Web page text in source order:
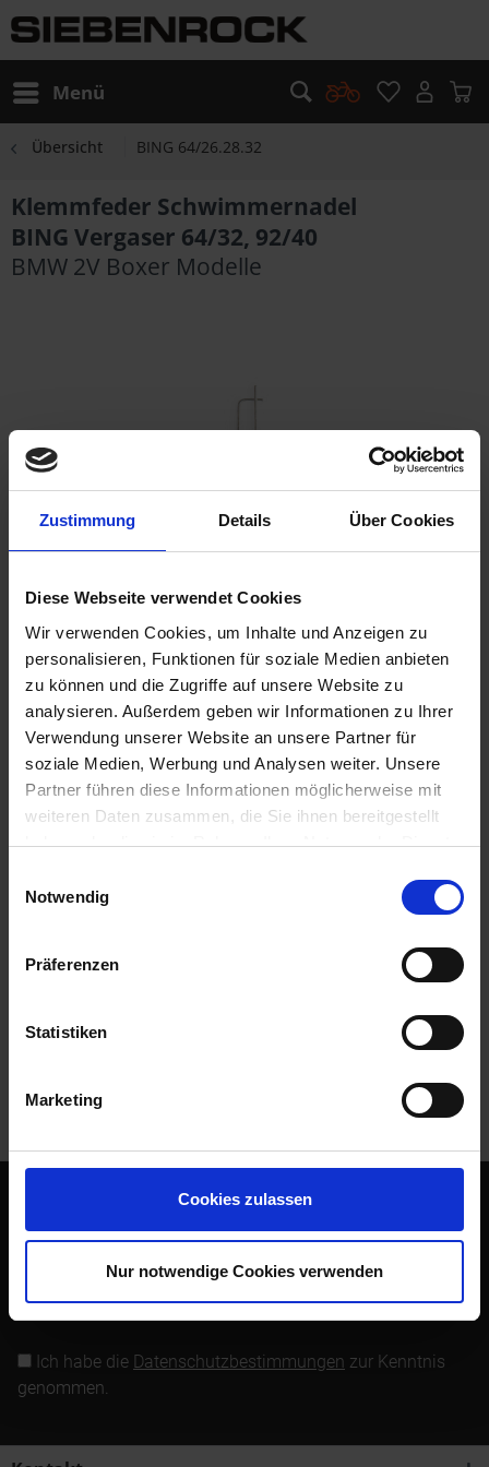
Zustimmung Details Über Cookies
Diese Webseite verwendet Cookies
Wir verwenden Cookies, um Inhalte und Anzeigen zu
personalisieren, Funktionen für soziale Medien anbieten
zu können und die Zugriffe auf unsere Website zu
analysieren. Außerdem geben wir Informationen zu Ihrer
Verwendung unserer Website an unsere Partner für
soziale Medien, Werbung und Analysen weiter. Unsere
Partner führen diese Informationen möglicherweise mit
weiteren Daten zusammen, die Sie ihnen bereitgestellt
haben oder die sie im Rahmen Ihrer Nutzung der Dienste
Cookies, wenn Sie unsere Webseite weiterhin nutzen.
Notwendig
Präferenzen
Statistiken
Marketing
Cookies zulassen
Nur notwendige Cookies verwenden
Menü
Übersicht BING 64/26.28.32
Klemmfeder Schwimmernadel
BING Vergaser 64/32, 92/40
BMW 2V Boxer Modelle
3,50 €
Sofort versandfertig, Lieferzeit ca. 2-4 Werktage innerhalb
Deutschlands
In denWarenkorb
Merken Bewerten
Artikel Nr.: 1311320
Original Bing Ersatzteil. Die Feder zur Fixierung der
Bewertungen
Sie keine Neuigkeit oder Aktion mehr von Siebenrock.
Newsletter abonnieren
Ich habe die Datenschutzbestimmungen zur Kenntnis
genommen.